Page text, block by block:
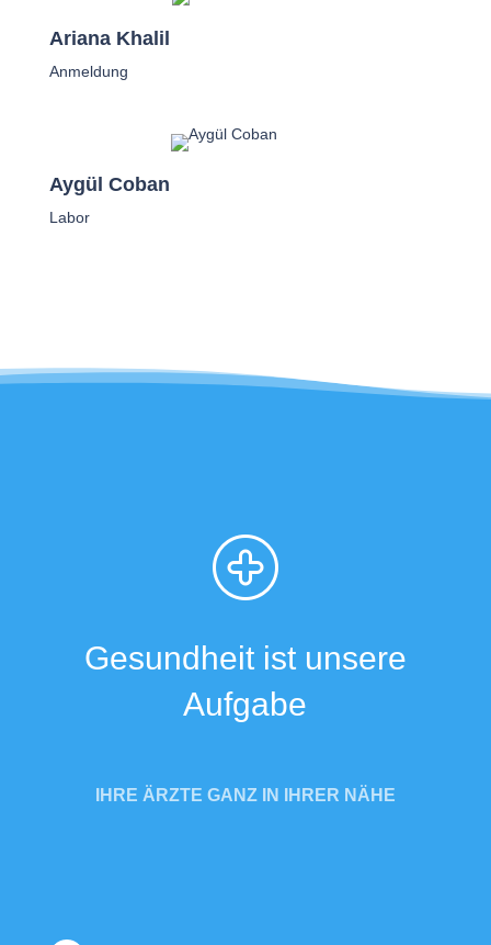
Ariana Khalil
Anmeldung
Aygül Coban
Labor
Gesundheitist unsere
Aufgabe
HRE ÄRZTE GANZ IN IHRER NÄHE